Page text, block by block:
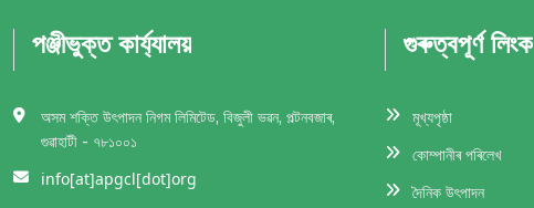
পঞ্জীভুক্ত কার্য্যালয়
অসম শক্তি উৎপাদন নিগম লিমিটেড, বিজুলী ভৱন, পল্টনবজাৰ,
গুৱাহাটী - ৭৮১০০১
info[at]apgcl[dot]org
গুৰুত্বপূর্ণ লিংক
মূখ্যপৃষ্ঠা
কোম্পানীৰ পৰিলেখ
দৈনিক উৎপাদন